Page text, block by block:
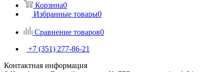
Корзина0
Избранные товары0
Сравнение товаров0
+7 (351) 277-86-21
Контактная информация